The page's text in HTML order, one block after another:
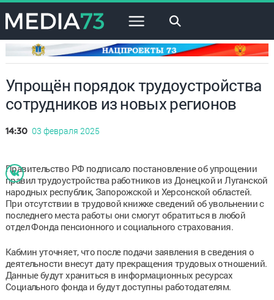
×
Упрощён порядок трудоустройства
сотрудников из новых регионов
14:30 03 февраля 2025
Правительство РФ подписало постановление об упрощении
правил трудоустройства работников из Донецкой и Луганской
народных республик, Запорожской и Херсонской областей.
При отсутствии в трудовой книжке сведений об увольнении с
последнего места работы они смогут обратиться в любой
отдел Фонда пенсионного и социального страхования.
Кабмин уточняет, что после подачи заявления в сведения о
деятельности внесут дату прекращения трудовых отношений.
Данные будут храниться в информационных ресурсах
Социального фонда и будут доступны работодателям.